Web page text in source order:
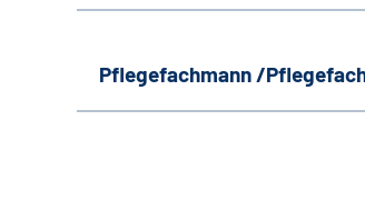
Pflegefachmann /